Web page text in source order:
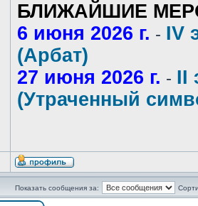
БЛИЖАЙШИЕ
6 июня 2026 г. - IV
(Арбат)
27 июня 2026 г. - II
(Утраченный
Показать сообщения за: